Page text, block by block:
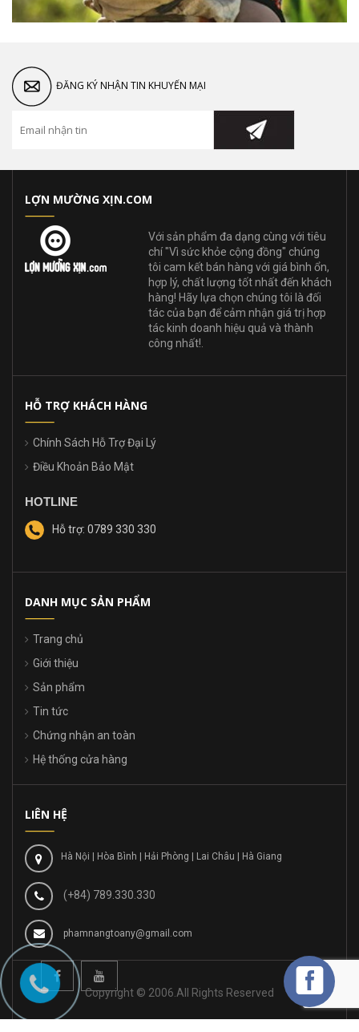
ĐĂNG KÝ NHẬN TIN KHUYẾN MẠI
LỢN MƯỜNG XỊN.COM
Với sản phẩm đa dạng cùng với tiêu
chí "Vì sức khỏe cộng đồng" chúng
tôi cam kết bán hàng với giá bình ổn,
hợp lý, chất lượng tốt nhất đến khách
hàng! Hãy lựa chọn chúng tôi là đối
tác của bạn để cảm nhận giá trị hợp
tác kinh doanh hiệu quả và thành
công nhất!.
HỖ TRỢ KHÁCH HÀNG
Chính Sách Hỗ Trợ Đại Lý
Điều Khoản Bảo Mật
HOTLINE
Hỗ trợ: 0789 330 330
DANH MỤC SẢN PHẨM
Trang chủ
Giới thiệu
Sản phẩm
Tin tức
Chứng nhận an toàn
Hệ thống cửa hàng
LIÊN HỆ
Hà Nội | Hòa Bình | Hải Phòng | Lai Châu | Hà Giang
(+84) 789.330.330
phamnangtoany@gmail.com
Copyright © 2006.All Rights Reserved